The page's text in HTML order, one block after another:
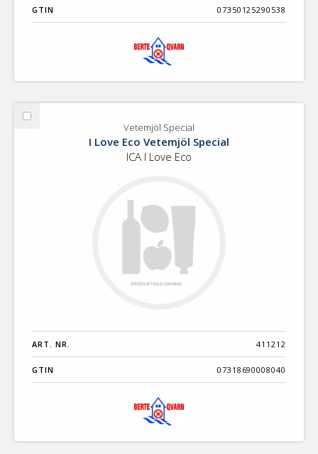
GTIN 07350125290538
Välj
Vetemjöl Special
I Love Eco Vetemjöl Special
ICA I Love Eco
ART. NR. 411212
GTIN 07318690008040